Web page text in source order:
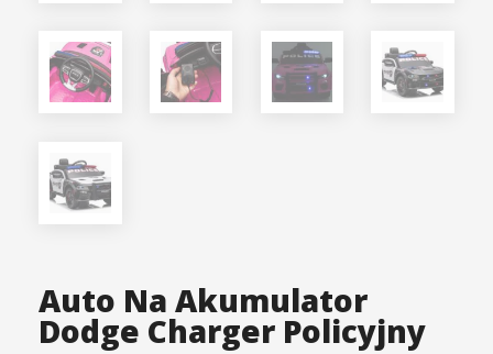
Auto Na Akumulator
Dodge Charger Policyjny